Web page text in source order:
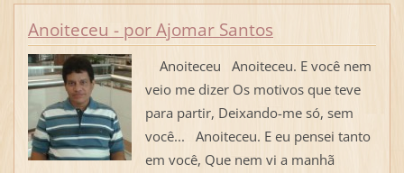
Anoiteceu - por Ajomar Santos
Anoiteceu Anoiteceu. E você nem
veio me dizer Os motivos que teve
para partir, Deixando-me só, sem
você... Anoiteceu. E eu pensei tanto
em você, Que nem vi a manhã